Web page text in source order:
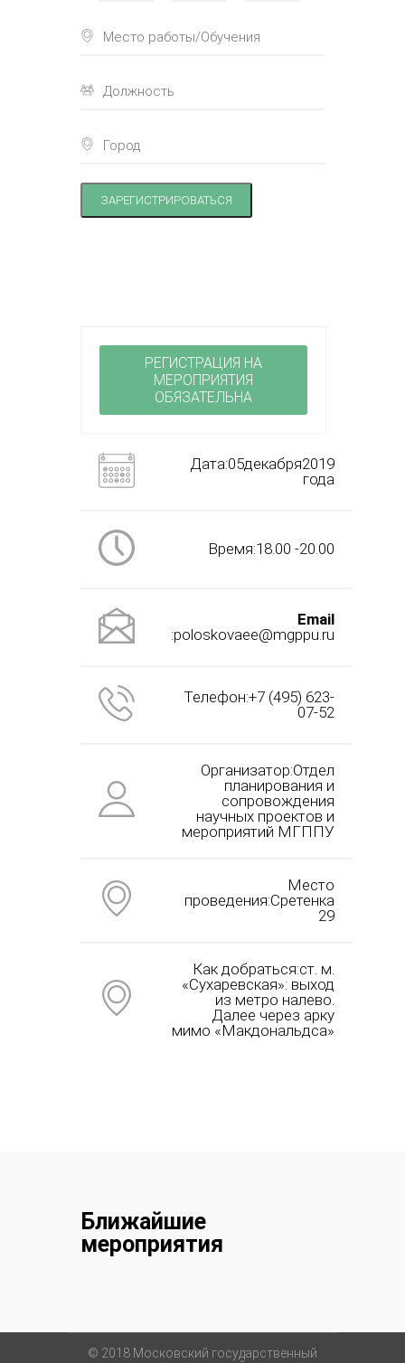
ЗАРЕГИСТРИРОВАТЬСЯ
РЕГИСТРАЦИЯ НА
МЕРОПРИЯТИЯ
ОБЯЗАТЕЛЬНА
Дата:05декабря2019
года
Время:18.00 -20.00
Email
:poloskovaee@mgppu.ru
Телефон:+7 (495) 623-
07-52
Организатор:Отдел
планирования и
сопровождения
научных проектов и
мероприятий МГППУ
Место
проведения:Сретенка
29
Как добраться:ст. м.
«Сухаревская»: выход
из метро налево.
Далее через арку
мимо «Макдональдса»
Ближайшие
мероприятия
© 2018 Московский государственный